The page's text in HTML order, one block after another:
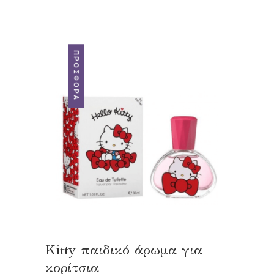
ΠΡΟΣΦΟΡΆ
Kitty παιδικό άρωμα για
κορίτσια